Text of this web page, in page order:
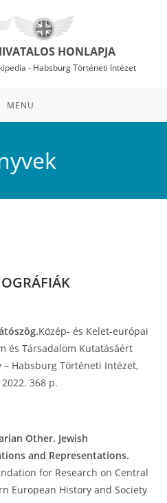
HONLAPJA
- Habsburg Történeti Intézet
MENU
Közép- és Kelet-európai
és Társadalom Kutatásáért
– Habsburg Történeti Intézet,
368 p.
Other. Jewish
and Representations.
for Research on Central
European History and Society